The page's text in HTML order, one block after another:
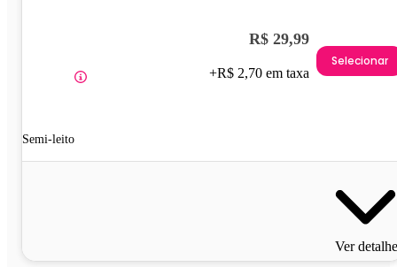
Semi-leito
R$ 29,99
+R$ 2,70 em taxa
Selecionar
Ver